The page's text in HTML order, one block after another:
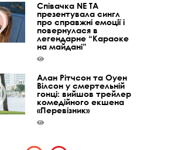
Співачка NE TA
презентувала сингл
про справжні емоції і
повернулася в
легендарне “Караоке
на майдані”
Алан Рітчсон та Оуен
Вілсон у смертельній
гонці: вийшов трейлер
комедійного екшена
«Перевізник»